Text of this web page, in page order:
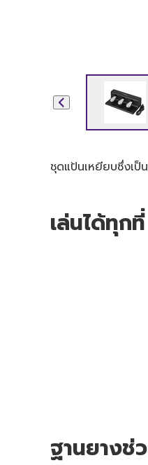
ชุดแป้นเหยียบซึ่งเ
เล่นได้ทุก
ฐานยางช่